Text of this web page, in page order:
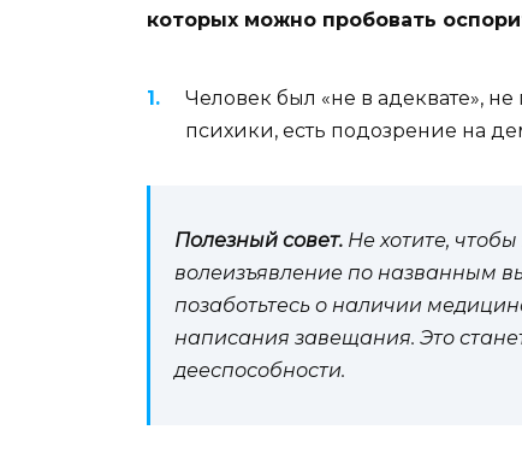
которых можно пробовать
Человек был «не в адеквате», не
психики, есть подозрение на
Полезный совет. Не хотите,
волеизъявление по названным
позаботьтесь о наличии
написания завещания. Это
дееспособности.